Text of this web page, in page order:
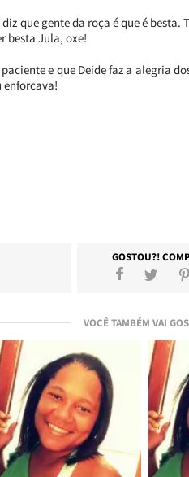
diz que gente da roça é que é
besta Jula, oxe!
e que Deide faz a alegria
enforcava!
GOSTOU?!
VOCÊ TAMBÉM VAI